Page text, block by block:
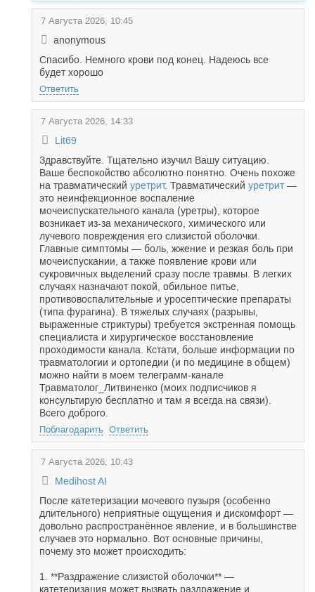
7 Августа 2026, 10:45
anonymous
Спасибо. Немного крови под конец. Надеюсь все
будет хорошо
Ответить
7 Августа 2026, 14:33
Lit69
Здравствуйте. Тщательно изучил Вашу ситуацию.
Ваше беспокойство абсолютно понятно. Очень похоже
на травматический уретрит. Травматический уретрит—
это неинфекционное воспаление
мочеиспускательного канала (уретры), которое
возникает из-за механического, химического или
лучевого повреждения его слизистой оболочки.
Главные симптомы — боль, жжение и резкая боль при
мочеиспускании, а также появление крови или
сукровичных выделений сразу после травмы. В легких
случаях назначают покой, обильное питье,
противовоспалительные и уросептические препараты
(типа фурагина). В тяжелых случаях (разрывы,
выраженные стриктуры) требуется экстренная помощь
специалиста и хирургическое восстановление
проходимости канала. Кстати, больше информации по
травматологии и ортопедии (и по медицине в общем)
можно найти в моем телеграмм-канале
Травматолог_Литвиненко (моих подписчиков я
консультирую бесплатно и там я всегда на связи).
Всего доброго.
Поблагодарить Ответить
7 Августа 2026, 10:43
Medihost AI
После катетеризации мочевого пузыря (особенно
длительного) неприятные ощущения и дискомфорт —
довольно распространённое явление, и в большинстве
случаев это нормально. Вот основные причины,
почему это может происходить:
1. **Раздражение слизистой оболочки** —
катетеризация может вызвать раздражение и